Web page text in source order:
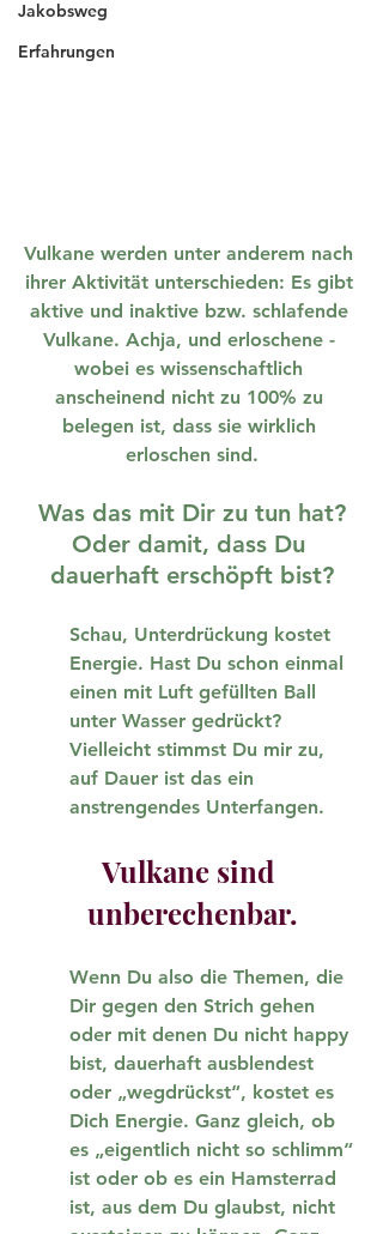
Jakobsweg
Erfahrungen
Vulkane werden unter anderem nach
ihrer Aktivität unterschieden: Es gibt
aktive und inaktive bzw. schlafende
Vulkane. Achja, und erloschene -
wobei es wissenschaftlich
anscheinend nicht zu 100% zu
belegen ist, dass sie wirklich
erloschen sind.
Was das mit Dir zu tun hat?
Oder damit, dass Du
dauerhaft erschöpft bist?
Schau, Unterdrückung kostet
Energie. Hast Du schon einmal
einen mit Luft gefüllten Ball
unter Wasser gedrückt?
Vielleicht stimmst Du mir zu,
auf Dauer ist das ein
anstrengendes Unterfangen.
Vulkane sind
unberechenbar.
Wenn Du also die Themen, die
Dir gegen den Strich gehen
oder mit denen Du nicht happy
bist, dauerhaft ausblendest
oder „wegdrückst“, kostet es
Dich Energie. Ganz gleich, ob
es „eigentlich nicht so schlimm“
ist oder ob es ein Hamsterrad
ist, aus dem Du glaubst, nicht